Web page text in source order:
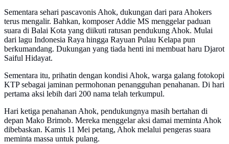
Sementara sehari pascavonis Ahok, dukungan dari para Ahokers
terus mengalir. Bahkan, komposer Addie MS menggelar paduan
suara di Balai Kota yang diikuti ratusan pendukung Ahok. Mulai
dari lagu Indonesia Raya hingga Rayuan Pulau Kelapa pun
berkumandang. Dukungan yang tiada henti ini membuat haru Djarot
Saiful Hidayat.
Sementara itu, prihatin dengan kondisi Ahok, warga galang fotokopi
KTP sebagai jaminan permohonan penangguhan penahanan. Di hari
pertama aksi lebih dari 200 nama telah terkumpul.
Hari ketiga penahanan Ahok, pendukungnya masih bertahan di
depan Mako Brimob. Mereka menggelar aksi damai meminta Ahok
dibebaskan. Kamis 11 Mei petang, Ahok melalui pengeras suara
meminta massa untuk pulang.